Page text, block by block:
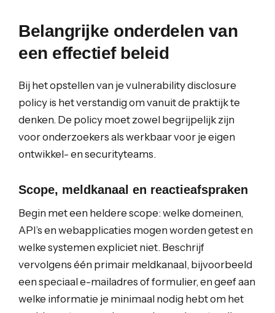
Belangrijke onderdelen van
een effectief beleid
Bij het opstellen van je vulnerability disclosure
policy is het verstandig om vanuit de praktijk te
denken. De policy moet zowel begrijpelijk zijn
voor onderzoekers als werkbaar voor je eigen
ontwikkel- en securityteams.
Scope, meldkanaal en reactieafspraken
Begin met een heldere scope: welke domeinen,
API’s en webapplicaties mogen worden getest en
welke systemen expliciet niet. Beschrijf
vervolgens één primair meldkanaal, bijvoorbeeld
een speciaal e-mailadres of formulier, en geef aan
welke informatie je minimaal nodig hebt om het